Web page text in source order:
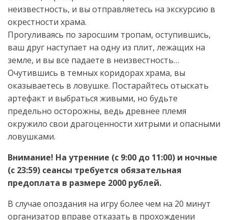
неизвестность, и вы отправляетесь на экскурсию в
окрестности храма.
Прогуливаясь по заросшим тропам, оступившись,
ваш друг наступает на одну из плит, лежащих на
земле, и вы все падаете в неизвестность…
Очутившись в темных коридорах храма, вы
оказываетесь в ловушке. Постарайтесь отыскать
артефакт и выбраться живыми, но будьте
предельно осторожны, ведь древнее племя
окружило свои драгоценности хитрыми и опасными
ловушками.
Внимание! На утренние (с 9:00 до 11:00) и ночные
(с 23:59) сеансы требуется обязательная
предоплата в размере 2000 рублей.
В случае опоздания на игру более чем на 20 минут
организатор вправе отказать в прохождении